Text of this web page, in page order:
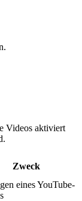
Videos aktiviert
Zweck
eines YouTube-